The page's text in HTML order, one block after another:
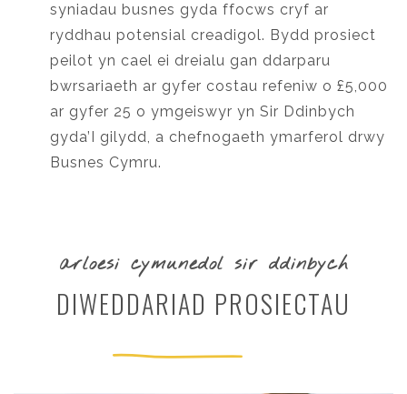
syniadau busnes gyda ffocws cryf ar
ryddhau potensial creadigol. Bydd prosiect
peilot yn cael ei dreialu gan ddarparu
bwrsariaeth ar gyfer costau refeniw o £5,000
ar gyfer 25 o ymgeiswyr yn Sir Ddinbych
gyda’I gilydd, a chefnogaeth ymarferol drwy
Busnes Cymru.
arloesi cymunedol sir ddinbych
DIWEDDARIAD PROSIECTAU